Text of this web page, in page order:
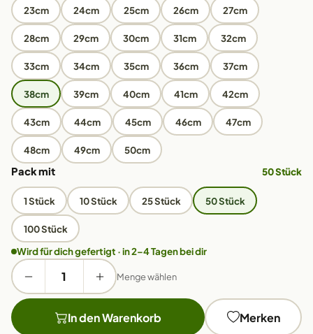
23cm 24cm 25cm 26cm 27cm
28cm 29cm 30cm 31cm 32cm
33cm 34cm 35cm 36cm 37cm
38cm 39cm 40cm 41cm 42cm
43cm 44cm 45cm 46cm 47cm
48cm 49cm 50cm
Pack mit 50 Stück
1 Stück 10 Stück 25 Stück 50 Stück
100 Stück
Wird für dich gefertigt · in 2–4 Tagen bei dir
Menge wählen
In den Warenkorb Merken